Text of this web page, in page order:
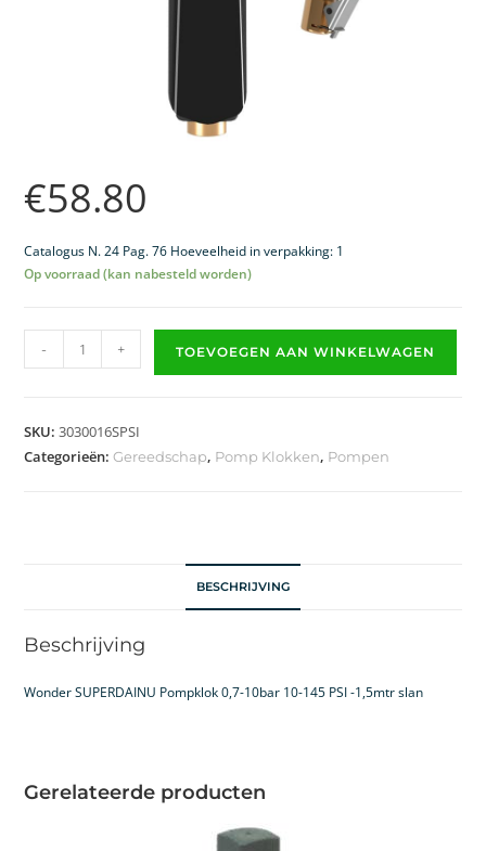
€58.80
Catalogus N. 24 Pag. 76 Hoeveelheid in verpakking: 1
Op voorraad (kan nabesteld worden)
- + TOEVOEGEN AAN WINKELWAGEN
SKU:3030016SPSI
Categorieën:Gereedschap, Pomp Klokken, Pompen
BESCHRIJVING
Beschrijving
Wonder SUPERDAINU Pompklok 0,7-10bar 10-145 PSI -1,5mtr slan
Gerelateerde producten